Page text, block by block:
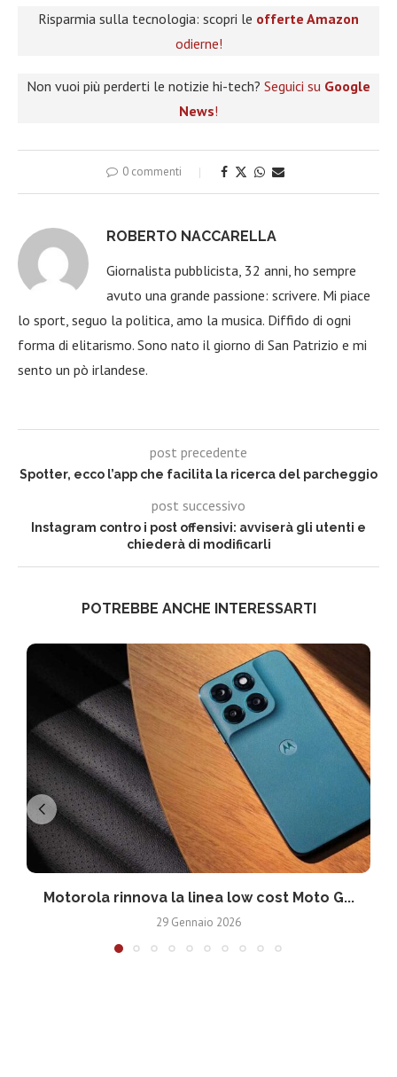
Risparmia sulla tecnologia: scopri le offerte Amazon
odierne!
Non vuoi più perderti le notizie hi-tech? Seguici su Google
News!
0 commenti
ROBERTO NACCARELLA
Giornalista pubblicista, 32 anni, ho sempre
avuto una grande passione: scrivere. Mi piace
lo sport, seguo la politica, amo la musica. Diffido di ogni
forma di elitarismo. Sono nato il giorno di San Patrizio e mi
sento un pò irlandese.
post precedente
Spotter, ecco l’app che facilita la ricerca del parcheggio
post successivo
Instagram contro i post offensivi: avviserà gli utenti e
chiederà di modificarli
POTREBBE ANCHE INTERESSARTI
Motorola rinnova la linea low cost Moto G...
29 Gennaio 2026